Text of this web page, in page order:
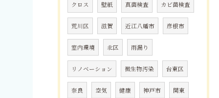
クロス 壁紙 真菌検査 カビ菌検査
荒川区 滋賀 近江八幡市 彦根市
室内環境 北区 雨漏り
リノベーション 微生物汚染 台東区
奈良 空気 健康 神戸市 関東